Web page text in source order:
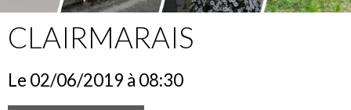
CLAIRMARAIS
Le 02/06/2019 à 08:30